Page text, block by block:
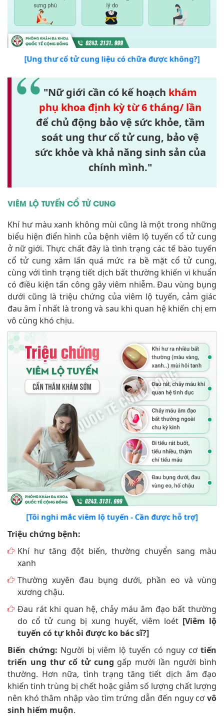
[Ung thư cổ tử cung liệu có chữa được không?]
"Nữ giới cần có kế hoạch khám
phụ khoa định kỳ từ 6 tháng/ lần
để chủ động bảo vệ sức khỏe, tầm
soát ung thư cổ tử cung, bảo vệ
sức khỏe và khả năng sinh sản của
chính mình."
VIÊM LỘ TUYẾN CỔ TỬ CUNG
Khí hư màu xanh không mùi cũng là một trong những
biểu hiện điển hình của bệnh viêm lộ tuyến cổ tử cung
ở nữ giới. Thực chất đây là tình trạng các tế bào tuyến
cổ tử cung xâm lấn quá mức ra bề mặt cổ tử cung,
cùng với tình trạng tiết dịch bất thường khiến vi khuẩn
có điều kiện tấn công gây viêm nhiễm. Đau vùng bụng
dưới cũng là triệu chứng của viêm lộ tuyến, cảm giác
đau âm ỉ nhất là trong và sau khi quan hệ khiến chị em
vô cùng khó chịu.
[Tôi nghi mắc viêm lộ tuyến - Cần được hỗ trợ]
Triệu chứng bệnh:
Khí hư tăng đột biến, thường chuyển sang màu
xanh
Thường xuyên đau bụng dưới, phần eo và vùng
xương chậu.
Đau rát khi quan hệ, chảy máu âm đạo bất thường
do cổ tử cung bị xung huyết, viêm loét [Viêm lộ
tuyến có tự khỏi được ko bác sĩ?]
Biến chứng: Người bị viêm lộ tuyến có nguy cơ tiến
triển ung thư cổ tử cung gấp mười lần người bình
thường. Hơn nữa, tình trạng tăng tiết dịch âm đạo
khiến tinh trùng bị chết hoặc giảm số lượng chất lượng
nên khó thâm nhập vào tìm trứng dẫn đến nguy cơvô
sinh hiếm muộn.